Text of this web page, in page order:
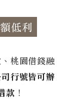
低利
桃園借錢融
行號皆可辦
款 ！